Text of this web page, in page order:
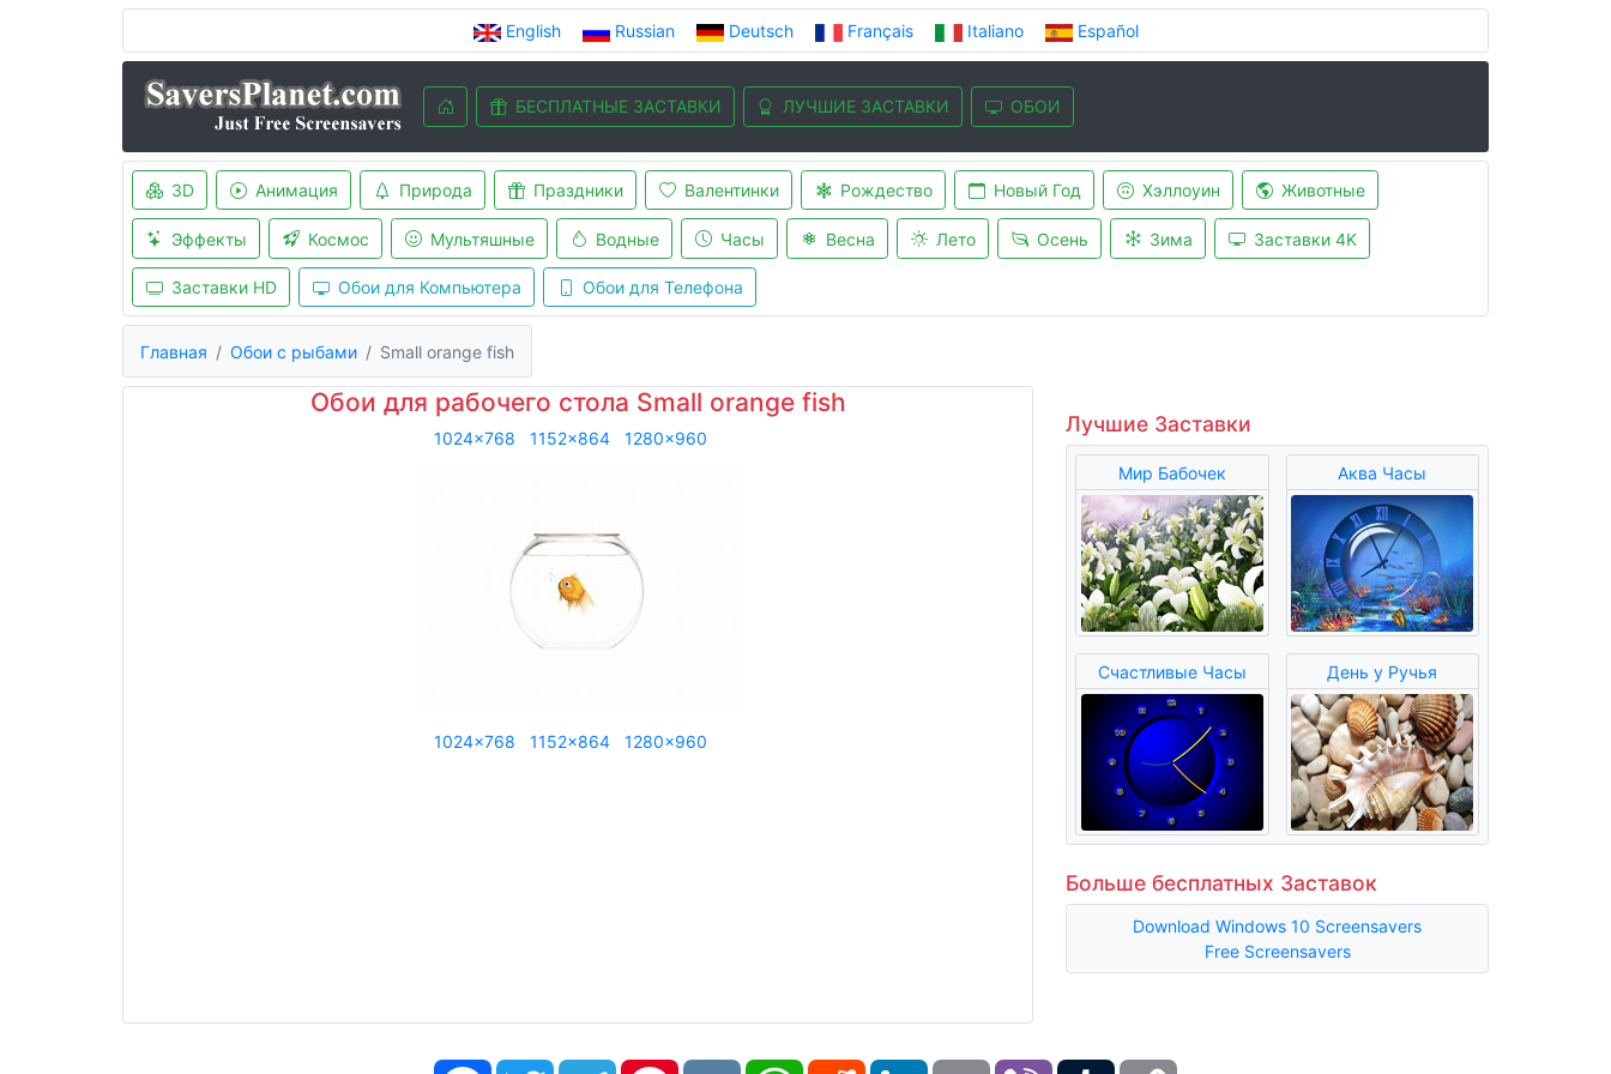
English Russian Deutsch Français Italiano Español
БЕСПЛАТНЫЕ ЗАСТАВКИ ЛУЧШИЕ ЗАСТАВКИ ОБОИ
3D Анимация Природа Праздники Валентинки Рождество Новый Год Хэллоуин Животные
Эффекты Космос Мультяшные Водные Часы Весна Лето Осень Зима Заставки 4K
Заставки HD Обои для Компьютера Обои для Телефона
Главная Обои с рыбами Small orange fish
Обои для рабочего стола Small orange fish
1024x768 1152x864 1280x960
1024x768 1152x864 1280x960
Лучшие Заставки
Мир Бабочек Аква Часы
Счастливые Часы День у Ручья
Больше бесплатных Заставок
Download Windows 10 Screensavers
Free Screensavers